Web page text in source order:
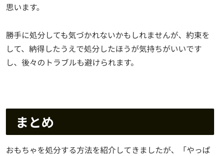
思います。
勝手に処分しても気づかれないかもしれませんが、約束を
して、納得したうえで処分したほうが気持ちがいいです
し、後々のトラブルも避けられます。
まとめ
おもちゃを処分する方法を紹介してきましたが、「やっぱ